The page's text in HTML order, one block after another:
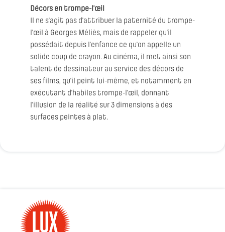
Décors en trompe-l'œil
Il ne s'agit pas d'attribuer la paternité du trompe-
l'œil à Georges Méliès, mais de rappeler qu'il
possédait depuis l'enfance ce qu'on appelle un
solide coup de crayon. Au cinéma, il met ainsi son
talent de dessinateur au service des décors de
ses films, qu'il peint lui-même, et notamment en
exécutant d'habiles trompe-l’œil, donnant
l'illusion de la réalité sur 3 dimensions à des
surfaces peintes à plat.